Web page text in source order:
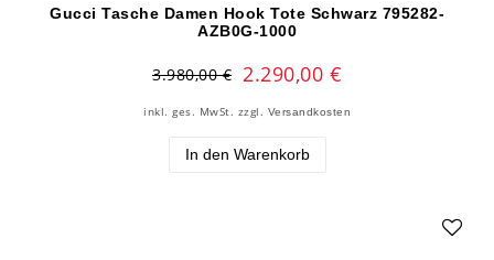
Gucci Tasche Damen Hook Tote Schwarz 795282-
AZB0G-1000
3.980,00 € 2.290,00 €
inkl. ges. MwSt. zzgl. Versandkosten
In den Warenkorb